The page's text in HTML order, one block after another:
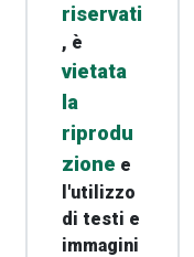
riservati
, è
vietata
la
riprodu
zione e
l'utilizzo
di testi e
immagini